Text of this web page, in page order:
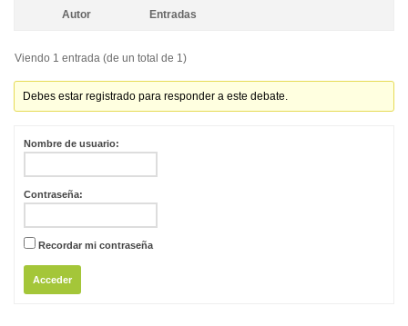
Autor Entradas
Viendo 1 entrada (de un total de 1)
Debes estar registrado para responder a este debate.
Nombre de usuario:
Contraseña:
Recordar mi contraseña
Acceder